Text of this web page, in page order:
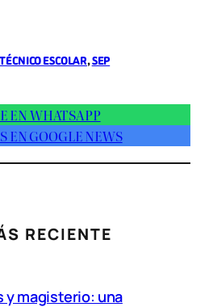
ESCOLAR, SEP
EN WHATSAPP
EN GOOGLE NEWS
RECIENTE
y magisterio: una